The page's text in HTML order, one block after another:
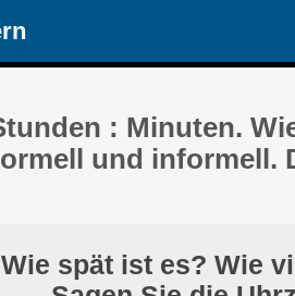
: Minuten.
und informell.
Wie spät ist es? Wie